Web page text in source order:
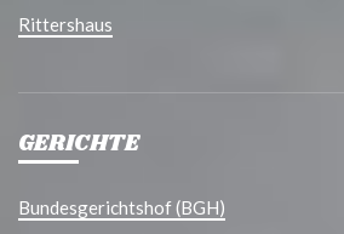
Rittershaus
GERICHTE
Bundesgerichtshof (BGH)